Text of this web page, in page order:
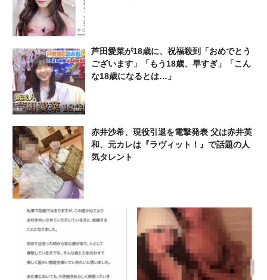
芦田愛菜が18歳に、祝福殺到「おめでとう
ございます」「もう18歳、早すぎ」「こん
な18歳になるとは…」
赤井沙希、現役引退を電撃発表 父は赤井英
和、元カレは『ラヴィット！』で話題の人
気タレント